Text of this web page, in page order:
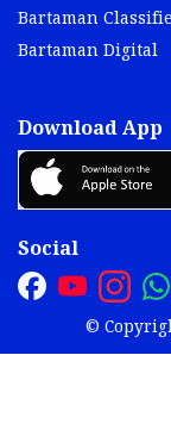
Bartaman
Bartaman Digital
Download App
Social
©